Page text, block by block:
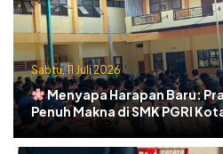
Sabtu, 11 Juli 2026
Menyapa Harapan Baru:
Penuh Makna di SMK PGRI